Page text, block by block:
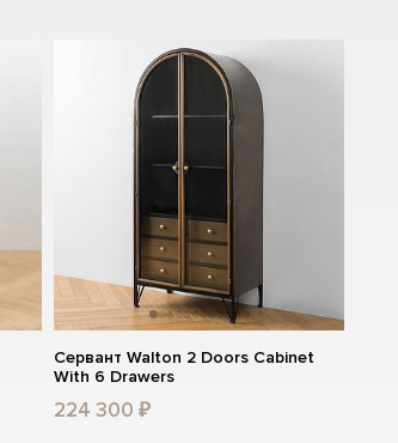
Сервант Walton 2 Doors Cabinet
With 6 Drawers
224 300 ₽